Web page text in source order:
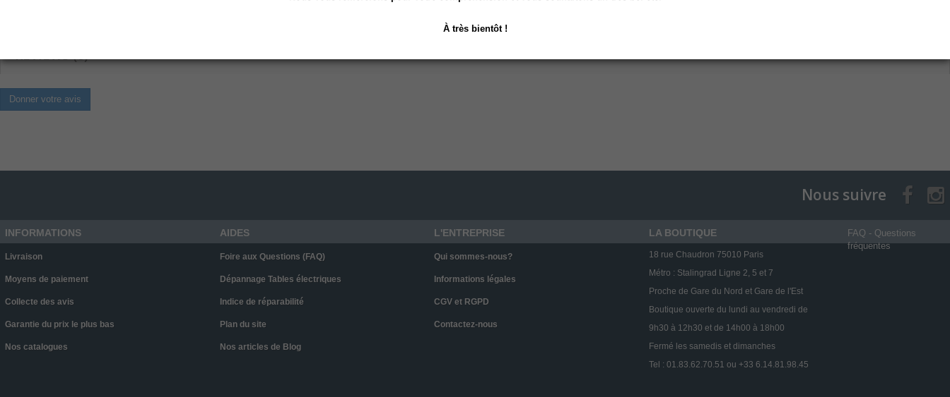
REVIEWS (0)
Donner votre avis
Nous suivre
INFORMATIONS
Livraison
Moyens de paiement
Collecte des avis
Garantie du prix le plus bas
Nos catalogues
AIDES
Foire aux Questions (FAQ)
Dépannage Tables électriques
Indice de réparabilité
Plan du site
Nos articles de Blog
L'ENTREPRISE
Qui sommes-nous?
Informations légales
CGV et RGPD
Contactez-nous
LA BOUTIQUE
18 rue Chaudron 75010 Paris
Métro : Stalingrad Ligne 2, 5 et 7
Proche de Gare du Nord et Gare de l'Est
Boutique ouverte du lundi au vendredi de
9h30 à 12h30 et de 14h00 à 18h00
Fermé les samedis et dimanches
Tel : 01.83.62.70.51 ou +33 6.14.81.98.45
FAQ - Questions
fréquentes
À très bientôt !